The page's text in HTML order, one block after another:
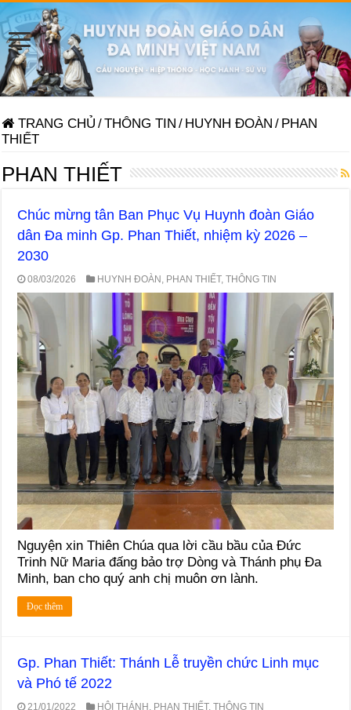
TRANG CHỦ /THÔNG TIN / HUYNH ĐOÀN / PHAN
THIẾT
PHAN THIẾT
Chúc mừng tân Ban Phục Vụ Huynh đoàn Giáo
dân Đa minh Gp. Phan Thiết, nhiệm kỳ 2026 –
2030
08/03/2026 HUYNH ĐOÀN PHAN THIẾT,THÔNG TIN
Nguyện xin Thiên Chúa qua lời cầu bầu của Đức
Trinh Nữ Maria đấng bảo trợ Dòng và Thánh phụ Đa
Minh, ban cho quý anh chị muôn ơn lành.
Đọc thêm
Gp. Phan Thiết: Thánh Lễ truyền chức Linh mục
và Phó tế 2022
21/01/2022 HỘI THÁNH , PHAN THIẾT,THÔNG TIN